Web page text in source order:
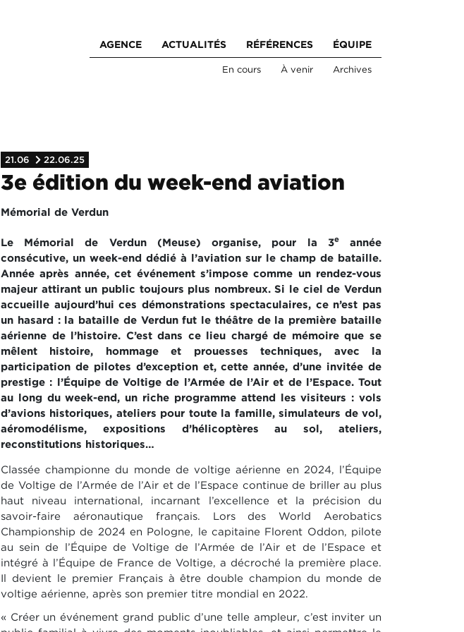
AGENCE ACTUALITÉS RÉFÉRENCES ÉQUIPE
En cours À venir Archives
21.06 22.06.25
3e édition du week-end aviation
Mémorial de Verdun
Le Mémorial de Verdun (Meuse) organise, pour la 3eannée
consécutive, un week-end dédié à l’aviation sur le champ de bataille.
Année après année, cet événement s’impose comme un rendez-vous
majeur attirant un public toujours plus nombreux. Si le ciel de Verdun
accueille aujourd’hui ces démonstrations spectaculaires, ce n’est pas
un hasard : la bataille de Verdun fut le théâtre de la première bataille
aérienne de l’histoire. C’est dans ce lieu chargé de mémoire que se
mêlent histoire, hommage et prouesses techniques, avec la
participation de pilotes d’exception et, cette année, d’une invitée de
prestige : l’Équipe de Voltige de l’Armée de l’Air et de l’Espace. Tout
au long du week-end, un riche programme attend les visiteurs : vols
d’avions historiques, ateliers pour toute la famille, simulateurs de vol,
aéromodélisme, expositions d’hélicoptères au sol, ateliers,
reconstitutions historiques…
Classée championne du monde de voltige aérienne en 2024, l’Équipe
de Voltige de l’Armée de l’Air et de l’Espace continue de briller au plus
haut niveau international, incarnant l’excellence et la précision du
savoir-faire aéronautique français. Lors des World Aerobatics
Championship de 2024 en Pologne, le capitaine Florent Oddon, pilote
au sein de l’Équipe de Voltige de l’Armée de l’Air et de l’Espace et
intégré à l’Équipe de France de Voltige, a décroché la première place.
Il devient le premier Français à être double champion du monde de
voltige aérienne, après son premier titre mondial en 2022.
« Créer un événement grand public d’une telle ampleur, c’est inviter un